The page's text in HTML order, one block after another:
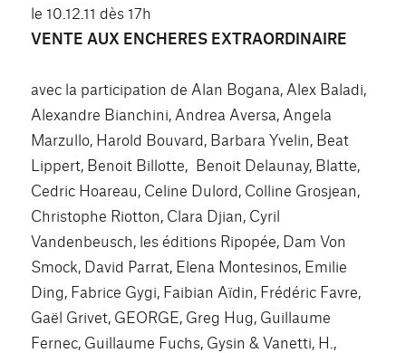
le 10.12.11 dès 17h
VENTE AUX ENCHERES EXTRAORDINAIRE
avec la participation de Alan Bogana, Alex Baladi,
Alexandre Bianchini, Andrea Aversa, Angela
Marzullo, Harold Bouvard, Barbara Yvelin, Beat
Lippert, Benoit Billotte, Benoit Delaunay, Blatte,
Cedric Hoareau, Celine Dulord, Colline Grosjean,
Christophe Riotton, Clara Djian, Cyril
Vandenbeusch, les éditions Ripopée, Dam Von
Smock, David Parrat, Elena Montesinos, Emilie
Ding, Fabrice Gygi, Faibian Aïdin, Frédéric Favre,
Gaël Grivet, GEORGE, Greg Hug, Guillaume
Fernec, Guillaume Fuchs, Gysin & Vanetti, H.,